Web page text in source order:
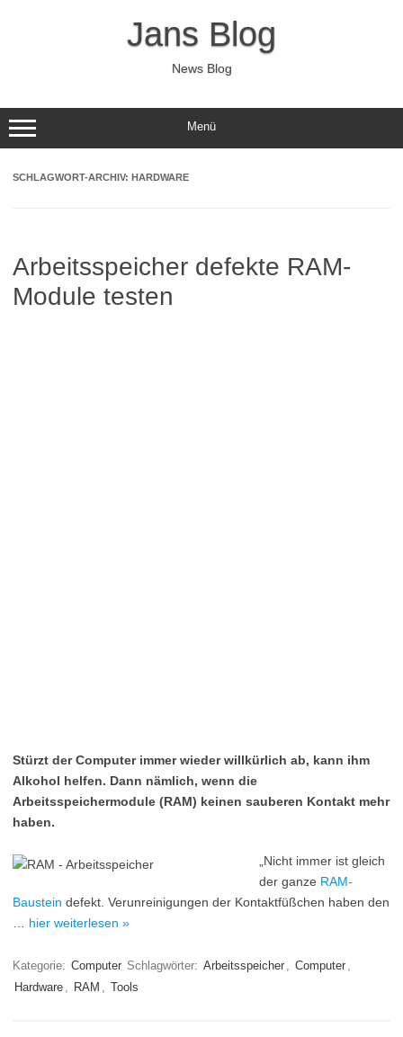
Jans Blog
News Blog
Menü
SCHLAGWORT-ARCHIV: HARDWARE
Arbeitsspeicher defekte RAM-
Module testen
Stürzt der Computer immer wieder willkürlich ab, kann ihm
Alkohol helfen. Dann nämlich, wenn die
Arbeitsspeichermodule (RAM) keinen sauberen Kontakt mehr
haben.
„Nicht immer ist gleich
der ganze RAM-
Baustein defekt. Verunreinigungen der Kontaktfüßchen haben den
hier weiterlesen »
Kategorie: Computer Schlagwörter: Arbeitsspeicher , Computer ,
Hardware , RAM , Tools